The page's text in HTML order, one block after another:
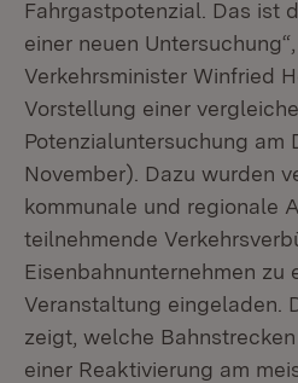
Fahrgastpotenzial. Das ist
einer neuen
Verkehrsminister Winfried
Vorstellung einer
Potenzialuntersuchung am
November). Dazu wurden
kommunale und regionale
teilnehmende
Eisenbahnunternehmen zu
Veranstaltung eingeladen.
zeigt, welche
einer Reaktivierung am